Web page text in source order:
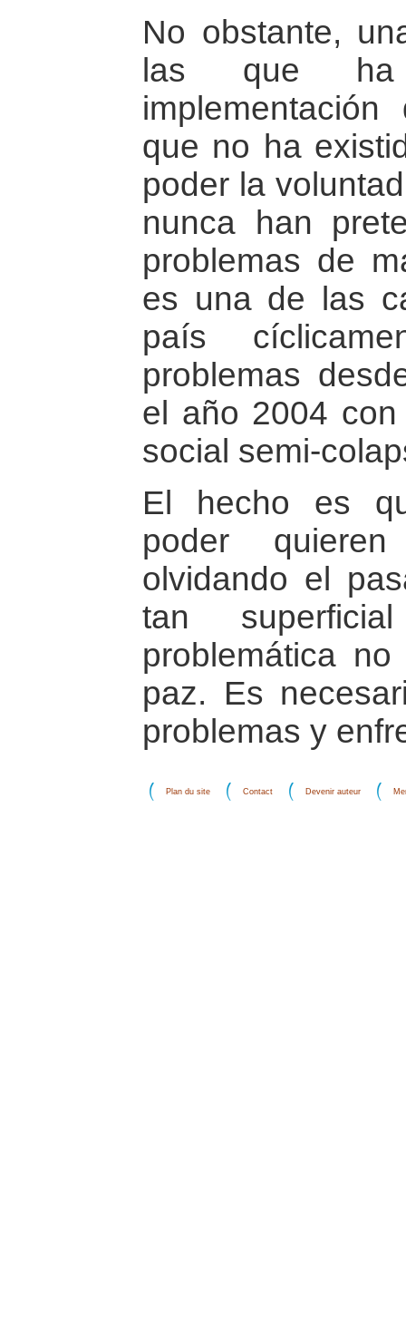
No obstante,
las que
que no ha
poder la
nunca han
problemas de
es una de las
país
problemas
el año 2004
social semi-
El hecho es
poder
olvidando el
tan
problemática
paz. Es
problemas y
Plan du site Contact Devenir auteur